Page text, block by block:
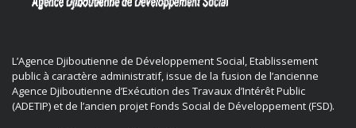
L’Agence Djiboutienne de Développement Social, Etablissement
public à caractère administratif, issue de la fusion de l’ancienne
Agence Djiboutienne d’Exécution des Travaux d’Intérêt Public
(ADETIP) et de l’ancien projet Fonds Social de Développement (FSD).